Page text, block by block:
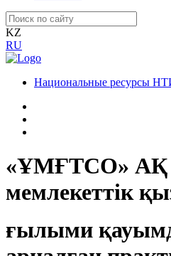
KZ
RU
Национальные ресурсы
«ҰМҒТСО» АҚ
мемлекеттік
ғылыми